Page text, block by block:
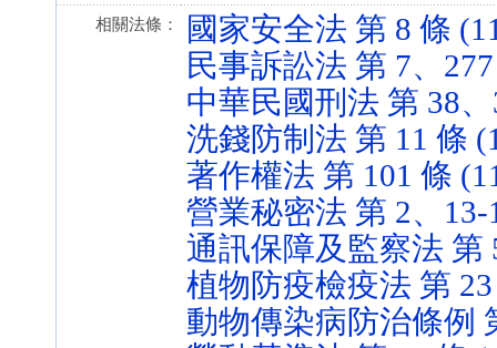
相關法條：
國家安全法 第 8 條
民事訴訟法 第 7、
中華民國刑法 第 38
洗錢防制法 第 11 條
著作權法 第 101 條
營業秘密法 第 2、
通訊保障及監察法 第
植物防疫檢疫法 第
動物傳染病防治條例